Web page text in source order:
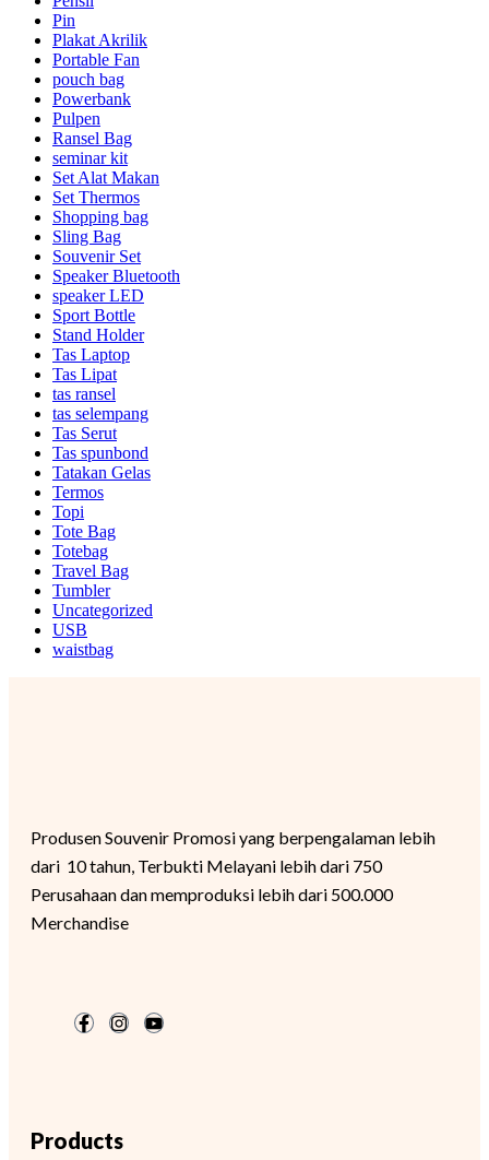
Pin
Plakat Akrilik
Portable Fan
pouch bag
Powerbank
Pulpen
Ransel Bag
seminar kit
Set Alat Makan
Set Thermos
Shopping bag
Sling Bag
Souvenir Set
Speaker Bluetooth
speaker LED
Sport Bottle
Stand Holder
Tas Laptop
Tas Lipat
tas ransel
tas selempang
Tas Serut
Tas spunbond
Tatakan Gelas
Termos
Topi
Tote Bag
Totebag
Travel Bag
Tumbler
Uncategorized
USB
waistbag
Produsen Souvenir Promosi yang berpengalaman lebih
dari 10 tahun, Terbukti Melayani lebih dari 750
Perusahaan dan memproduksi lebih dari 500.000
Merchandise
Products